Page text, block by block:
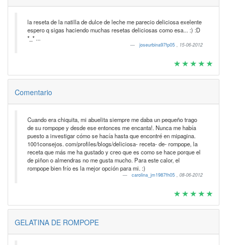
la reseta de la natilla de dulce de leche me parecio deliciosa exelente
espero q sigas haciendo muchas resetas deliciosas como esa... :) :D
*_* ...
joseurbina97fp05 , 15-06-2012
Comentario
Cuando era chiquita, mi abuelita siempre me daba un pequeño trago
de su rompope y desde ese entonces me encanta!. Nunca me había
puesto a investigar cómo se hacía hasta que encontré en mipagina.
1001consejos. com/profiles/blogs/deliciosa- receta- de- rompope, la
receta que más me ha gustado y creo que es como se hace porque el
de piñon o almendras no me gusta mucho. Para este calor, el
rompope bien frío es la mejor opción para mi. :)
carolina_jm1987fh05 , 08-06-2012
GELATINA DE ROMPOPE